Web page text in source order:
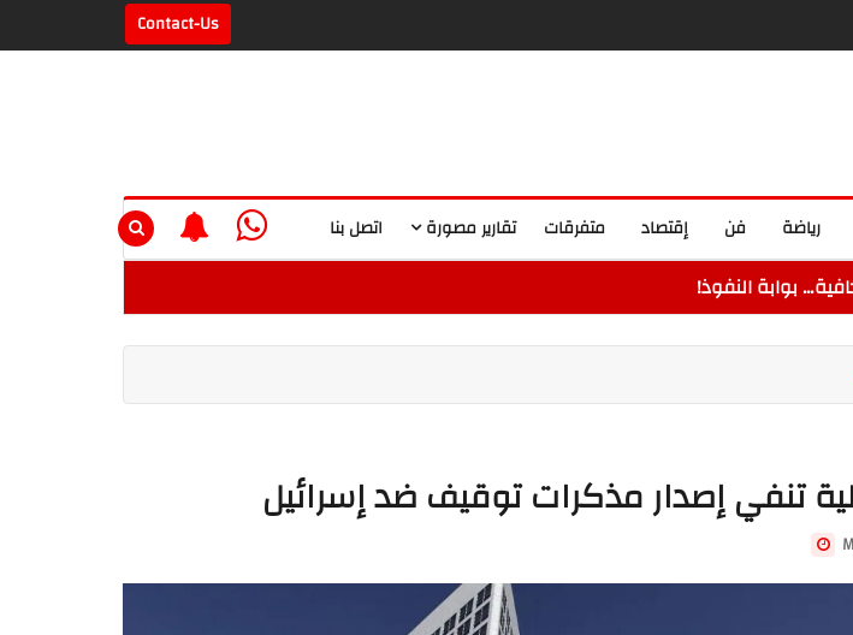
Contact-Us
اتصل بنا تقارير مصورة متفرقات إقتصاد فن رياضة
بوابة النفوذ!
تنفي إصدار مذكرات توقيف ضد إسرائيل